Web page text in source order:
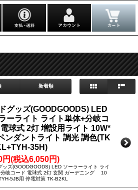
新着順
グッズ(GOODGOODS) LED
ーライト ライト単体+分岐コ
球式 2灯 増設用ライト 10W*
ンダントライト 調光 調色(TK
35H)
円(税込6,050円)
ッズ(GOODGOODS) LED ソーラーライト ライ
分岐コード 電球式 2灯 玄関 ガーデニング 10
5JB用 停電対策 TK-B2KL